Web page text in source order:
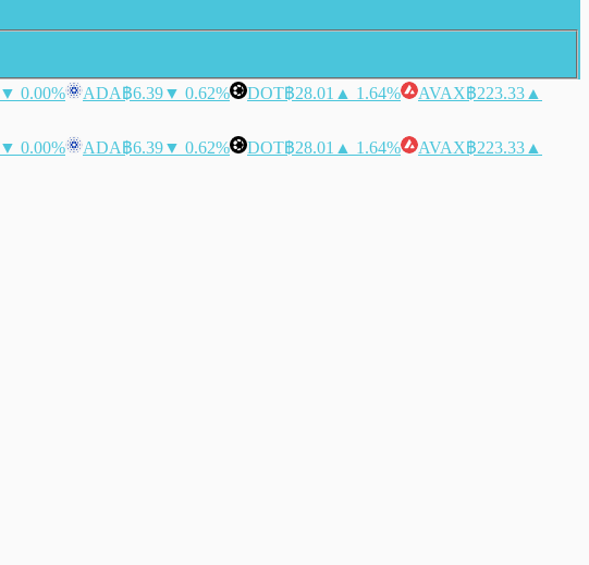
▼ 0.00% ADA฿6.39▼ 0.62% DOT฿28.01 ▲ 1.64% AVAX฿223.33 ▲
▼ 0.00% ADA฿6.39▼ 0.62% DOT฿28.01 ▲ 1.64% AVAX฿223.33 ▲